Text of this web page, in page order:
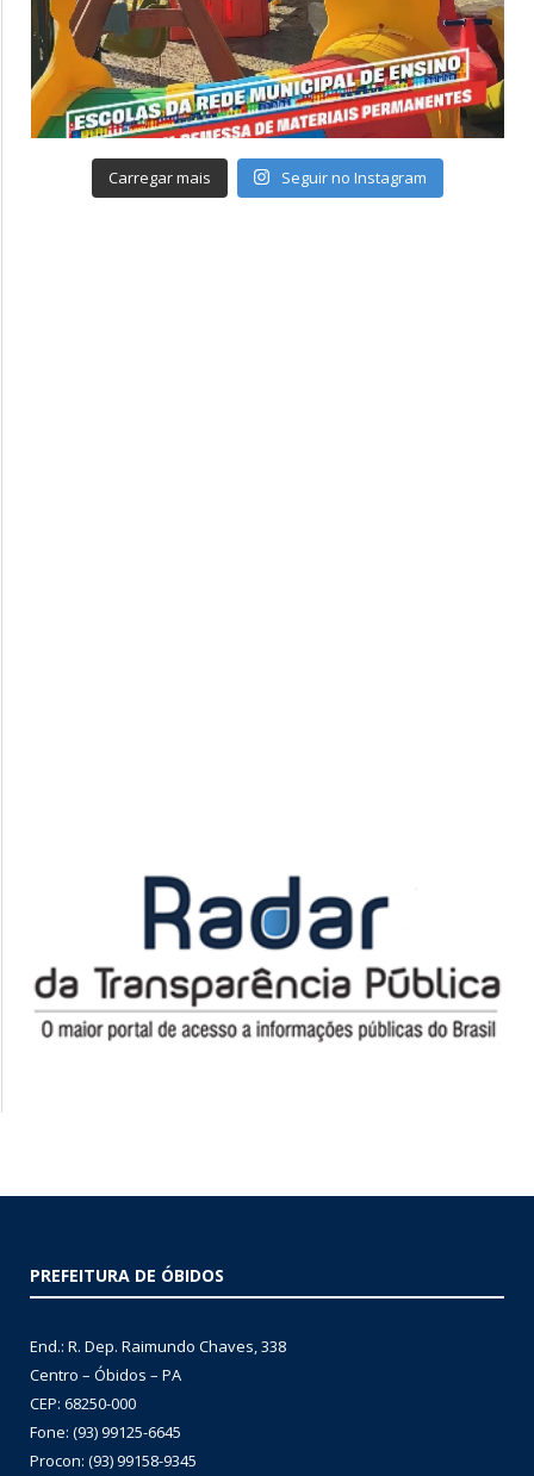
Carregar mais Seguir no Instagram
PREFEITURA DE ÓBIDOS
End.: R. Dep. Raimundo Chaves, 338
Centro – Óbidos – PA
CEP: 68250-000
Fone: (93) 99125-6645
Procon: (93) 99158-9345